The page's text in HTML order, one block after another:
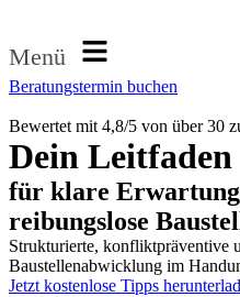
Menü
Beratungstermin buchen
Bewertet mit 4,8/5 von über 30
Dein Leitfaden
für klare
reibungslose
Strukturierte, konfliktpräventive
Baustellenabwicklung im
Jetzt kostenlose Tipps